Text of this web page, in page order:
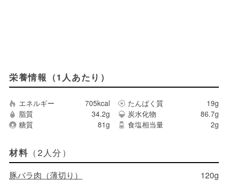
栄養情報（1人あたり）
エネルギー 705kcal たんぱく質
19g
脂質
34.2g 炭水化物
86.7g
糖質
81g 食塩相当量 2g
材料 （2人分）
豚バラ肉（薄切り）
120g